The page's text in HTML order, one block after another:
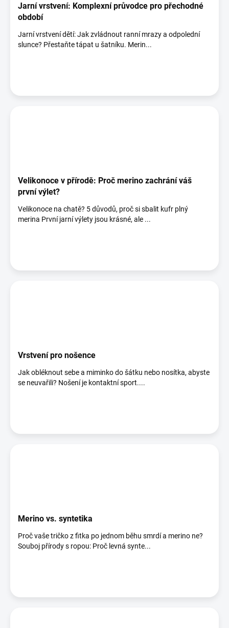
Jarní vrstvení: Komplexní průvodce pro přechodné
období
Jarní vrstvení dětí: Jak zvládnout ranní mrazy a odpolední
slunce? Přestaňte tápat u šatníku. Merin...
Velikonoce v přírodě: Proč merino zachrání váš
první výlet?
Velikonoce na chatě? 5 důvodů, proč si sbalit kufr plný
merina První jarní výlety jsou krásné, ale ...
Vrstvení pro nošence
Jak obléknout sebe a miminko do šátku nebo nosítka, abyste
se neuvařili? Nošení je kontaktní sport....
Merino vs. syntetika
Proč vaše tričko z fitka po jednom běhu smrdí a merino ne?
Souboj přírody s ropou: Proč levná synte...